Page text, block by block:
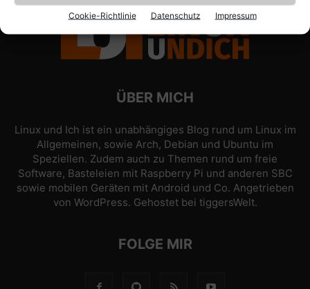
Cookie-Richtlinie Datenschutz Impressum
ÜBER MICH
Linux und Ich ist ein unabhängiges Blog rund um Linux im
Allgemeinen, sowie Arch, Debian und Ubuntu im
Speziellen. Zudem auch zu Themen rund um freie
Software, Basteleien mit Raspberry Pi und anderen SBC
sowie mobilen Geräten mit Android und Co. Angetrieben
von WordPress. Gehostet bei tiggersWelt.
FOLGE MIR